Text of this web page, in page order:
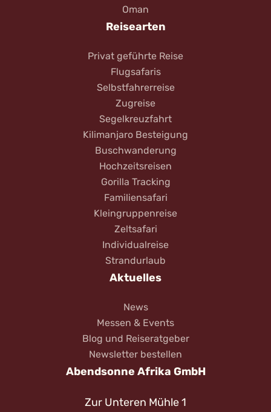
Oman
Reisearten
Privat geführte Reise
Flugsafaris
Selbstfahrerreise
Zugreise
Segelkreuzfahrt
Kilimanjaro Besteigung
Buschwanderung
Hochzeitsreisen
Gorilla Tracking
Familiensafari
Kleingruppenreise
Zeltsafari
Individualreise
Strandurlaub
Aktuelles
News
Messen & Events
Blog und Reiseratgeber
Newsletter bestellen
Abendsonne Afrika GmbH
Zur Unteren Mühle 1